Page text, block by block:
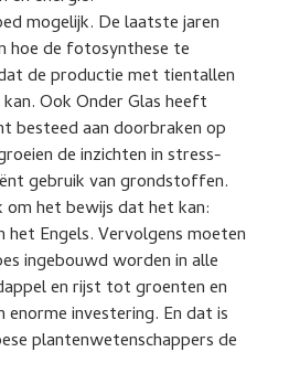
mogelijk. De laatste jaren
hoe de fotosynthese te
de productie met tientallen
Ook Onder Glas heeft
besteed aan doorbraken op
de inzichten in stress-
gebruik van grondstoffen.
om het bewijs dat het kan:
Engels. Vervolgens moeten
ingebouwd worden in alle
en rijst tot groenten en
investering. En dat is
plantenwetenschappers de